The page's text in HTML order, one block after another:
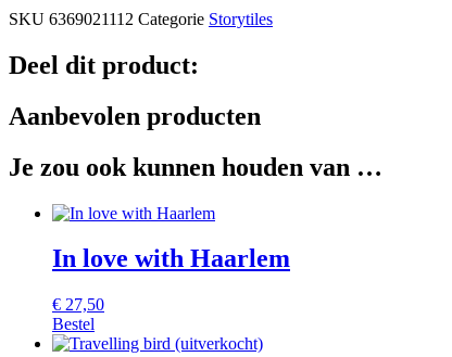
SKU 6369021112 Categorie Storytiles
Deel dit product:
Aanbevolen producten
Je zou ook kunnen houden van …
In love with Haarlem
€ 27,50
Bestel